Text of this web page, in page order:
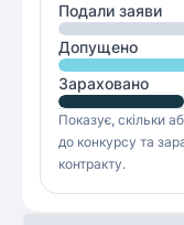
Подали заяви
Допущено
Зараховано
Показує, скільки
до конкурсу та
контракту.